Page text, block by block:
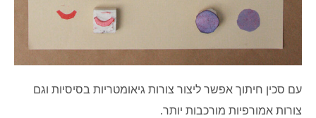
עם סכין חיתוך אפשר ליצור צורות גיאומטריות בסיסיות וגם
צורות אמורפיות מורכבות יותר.